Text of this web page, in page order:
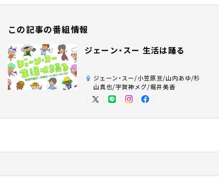
この記事の番組情報
ジェーン・スー 生活は踊る
ジェーン・スー/小笠原亘/山内あゆ/杉
山真也/宇賀神メグ/堀井美香